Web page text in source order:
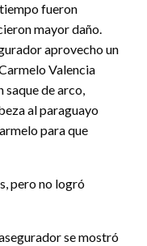
fueron
mayor daño.
aprovecho un
Valencia
saque de arco,
al paraguayo
para que
pero no logró
se mostró